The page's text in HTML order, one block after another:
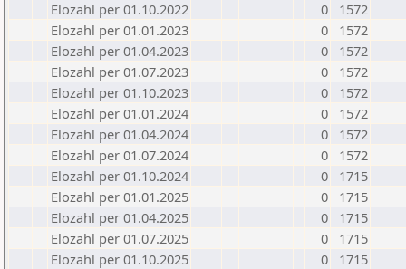
Elozahl per 01.10.2022
0
1572
Elozahl per 01.01.2023
0
1572
Elozahl per 01.04.2023
0
1572
Elozahl per 01.07.2023
0
1572
Elozahl per 01.10.2023
0
1572
Elozahl per 01.01.2024
0
1572
Elozahl per 01.04.2024
0
1572
Elozahl per 01.07.2024
0
1572
Elozahl per 01.10.2024
0
1715
Elozahl per 01.01.2025
0
1715
Elozahl per 01.04.2025
0
1715
Elozahl per 01.07.2025
0
1715
Elozahl per 01.10.2025
0
1715